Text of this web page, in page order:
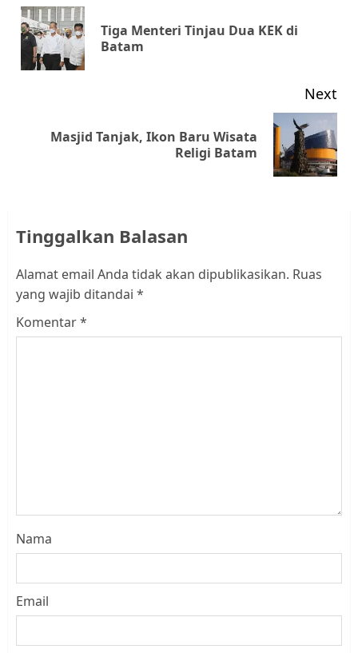
navigationTiga Menteri Tinjau Dua KEK di
Batam
Next
NextMasjid Tanjak, Ikon Baru Wisata
Religi Batam
Tinggalkan Balasan
Alamat email Anda tidak akan dipublikasikan. Ruas
yang wajib ditandai *
Komentar*
Nama
Email